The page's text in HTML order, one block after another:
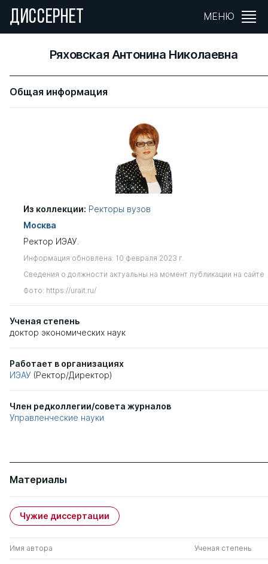
ДИССЕРНЕТ МЕНЮ
Ряховская Антонина Николаевна
Общая информация
Из коллекции: Ректоры вузов
Москва
Ректор ИЭАУ.
Информация обновлена: 10 февраля 2023 г.
Сведения о должности актуальны на момент публикации на сайте
Фото: https://urait.ru/
Ученая степень
доктор экономических наук
Работает в организациях
ИЭАУ (Ректор/Директор)
Член редколлегии/совета журналов
Управленческие науки
Материалы
Чужие диссертации
Имя автора Ученая степень